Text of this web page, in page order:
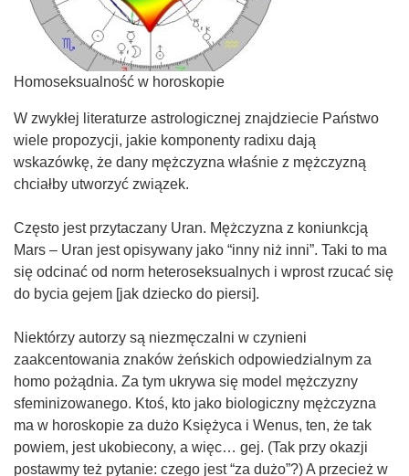
Homoseksualność w horoskopie
W zwykłej literaturze astrologicznej znajdziecie Państwo
wiele propozycji, jakie komponenty radixu dają
wskazówkę, że dany mężczyzna właśnie z mężczyzną
chciałby utworzyć związek.
Często jest przytaczany Uran. Mężczyzna z koniunkcją
Mars – Uran jest opisywany jako “inny niż inni”. Taki to ma
się odcinać od norm heteroseksualnych i wprost rzucać się
do bycia gejem [jak dziecko do piersi].
Niektórzy autorzy są niezmęczalni w czynieni
zaakcentowania znaków żeńskich odpowiedzialnym za
homo pożądnia. Za tym ukrywa się model mężczyzny
sfeminizowanego. Ktoś, kto jako biologiczny mężczyzna
ma w horoskopie za dużo Księżyca i Wenus, ten, że tak
powiem, jest ukobiecony, a więc… gej. (Tak przy okazji
postawmy też pytanie: czego jest “za dużo”?) A przecież w